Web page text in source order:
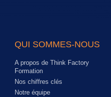
QUI SOMMES-NOUS
A propos de Think Factory
Formation
Nos chiffres clés
Notre équipe